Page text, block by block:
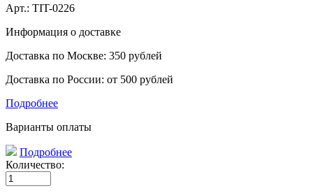
Арт.: TIT-0226
Информация о доставке
Доставка по Москве: 350 рублей
Доставка по России: от 500 рублей
Подробнее
Варианты оплаты
Подробнее
Количество: